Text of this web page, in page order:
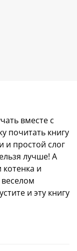
у вас уже
у вас есть,
почитать книгу
и простой слог
лучше! А
и
и эту книгу
вместе с
почитать книгу
и простой слог
лучше! А
и
и эту книгу